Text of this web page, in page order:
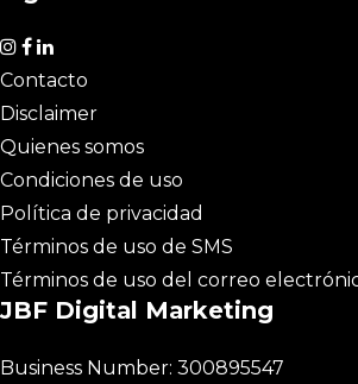
Contacto
Disclaimer
Quienes somos
Condiciones de uso
Política de privacidad
Términos de uso de SMS
Términos de uso del correo
JBF Digital Marketing
Business Number: 300895547